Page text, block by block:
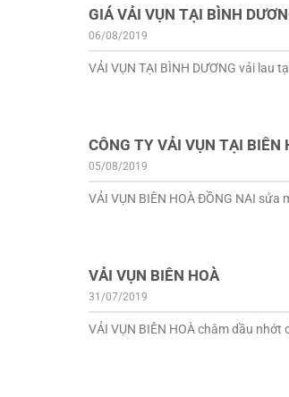
GIÁ VẢI VỤN TẠI BÌNH
06/08/2019
VẢI VỤN TẠI BÌNH DƯƠNG vải lau
CÔNG TY VẢI VỤN TẠI BIÊN
05/08/2019
VẢI VỤN BIÊN HOÀ ĐỒNG NAI sửa
VẢI VỤN BIÊN HOÀ
31/07/2019
VẢI VỤN BIÊN HOÀ châm dầu